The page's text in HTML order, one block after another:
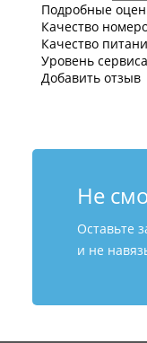
Подробные
Качество
Качество
Уровень сервиса
Добавить отзыв
Не
Оставьте
и не